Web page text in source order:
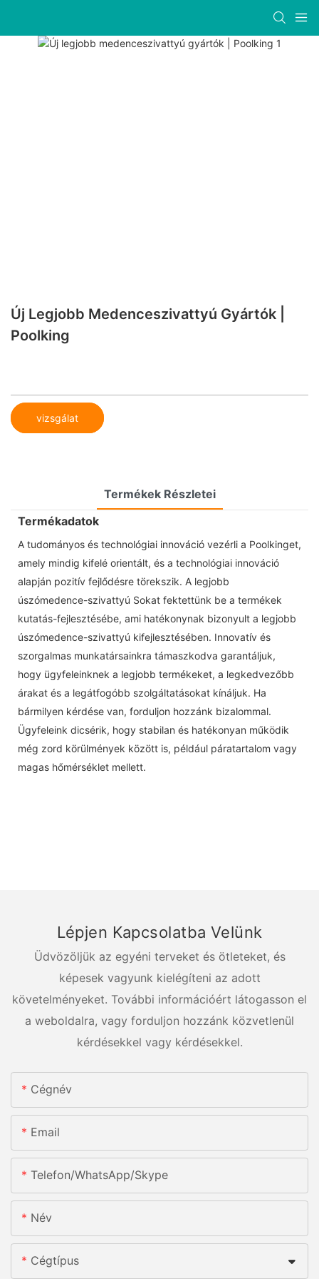
Új Legjobb Medenceszivattyú Gyártók |
Poolking
vizsgálat
Termékek Részletei
Termékadatok
A tudományos és technológiai innováció vezérli a Poolkinget,
amely mindig kifelé orientált, és a technológiai innováció
alapján pozitív fejlődésre törekszik. A legjobb
úszómedence-szivattyú Sokat fektettünk be a termékek
kutatás-fejlesztésébe, ami hatékonynak bizonyult a legjobb
úszómedence-szivattyú kifejlesztésében. Innovatív és
szorgalmas munkatársainkra támaszkodva garantáljuk,
hogy ügyfeleinknek a legjobb termékeket, a legkedvezőbb
árakat és a legátfogóbb szolgáltatásokat kínáljuk. Ha
bármilyen kérdése van, forduljon hozzánk bizalommal.
Ügyfeleink dicsérik, hogy stabilan és hatékonyan működik
még zord körülmények között is, például páratartalom vagy
magas hőmérséklet mellett.
Lépjen Kapcsolatba Velünk
Üdvözöljük az egyéni terveket és ötleteket, és
képesek vagyunk kielégíteni az adott
követelményeket. További információért látogasson el
a weboldalra, vagy forduljon hozzánk közvetlenül
kérdésekkel vagy kérdésekkel.
Cégnév
Email
Telefon/WhatsApp/Skype
Név
Cégtípus